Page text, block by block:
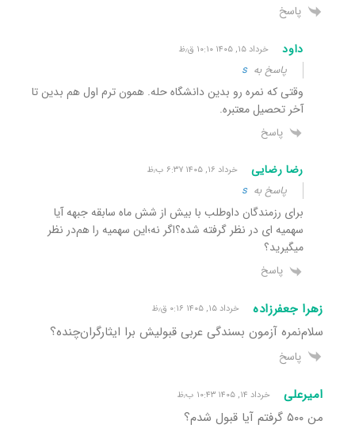
پاسخ
داود خرداد ۱۵, ۱۴۰۵ ۱۰:۱۰ ق٫ظ
پاسخ بهs
وقتی که نمره رو بدین دانشگاه حله. همون ترم اول هم بدین تا
آخر تحصیل معتبره.
پاسخ
رضا رضایی خرداد ۱۶, ۱۴۰۵ ۶:۳۷ ب٫ظ
پاسخ بهs
برای رزمندگان داوطلب با بیش از شش ماه سابقه جبهه آیا
سهمیه ای در نظر گرفته شده؟اگر نه؛این سهمیه را هم‌در نظر
میگیرید؟
پاسخ
زهرا جعفرزاده خرداد ۱۵, ۱۴۰۵ ۰:۱۶ ق٫ظ
سلام‌نمره آزمون بسندگی عربی قبولیش برا ایثارگران‌چنده؟
پاسخ
امیرعلی خرداد ۱۴, ۱۴۰۵ ۱۰:۴۳ ب٫ظ
من ۵۰۰ گرفتم آیا قبول شدم؟